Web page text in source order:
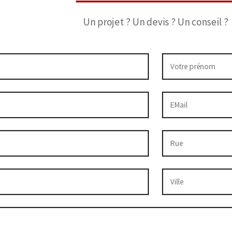
Un projet ? Un devis ? Un conseil ?